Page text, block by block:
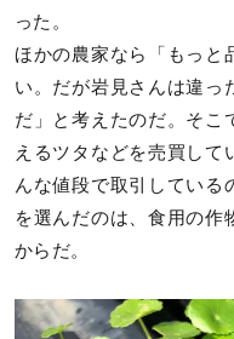
った。
ほかの農家なら「もっと
い。だが岩見さんは違っ
だ」と考えたのだ。そこ
えるツタなどを売買して
んな値段で取引している
を選んだのは、食用の作
からだ。